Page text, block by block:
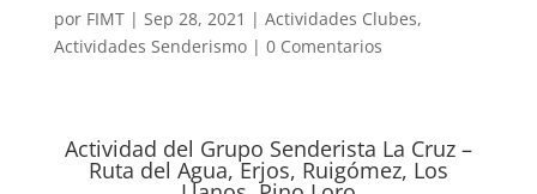
por FIMT| Sep 28, 2021 | Actividades Clubes,
Actividades Senderismo| 0 Comentarios
Actividad del Grupo Senderista La Cruz –
Ruta del Agua, Erjos, Ruigómez, Los